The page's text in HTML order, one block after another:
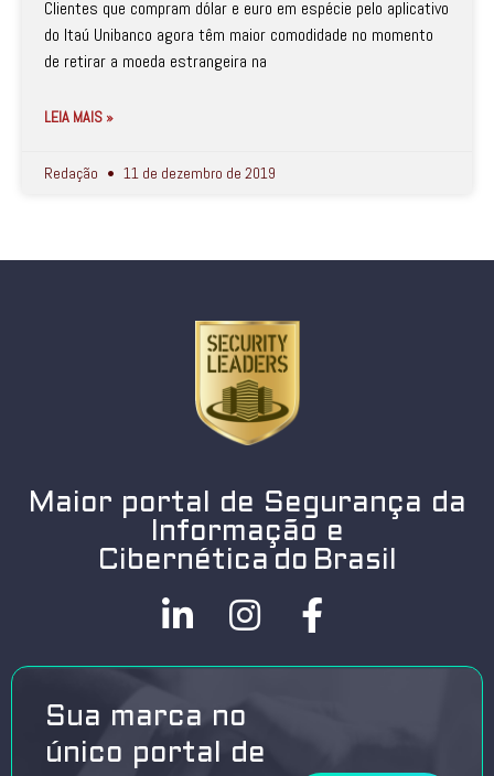
Clientes que compram dólar e euro em espécie pelo aplicativo
do Itaú Unibanco agora têm maior comodidade no momento
de retirar a moeda estrangeira na
LEIA MAIS »
Redação 11 de dezembro de 2019
Maior portal de Segurança da
Informação e
Cibernética do Brasil
Sua marca no
único portal de